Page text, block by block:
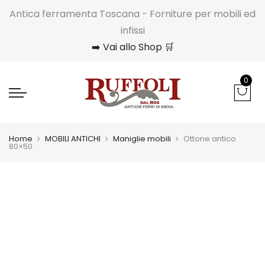
Antica ferramenta Toscana - Forniture per mobili ed
infissi
➡️ Vai allo Shop 🛒
0
Home MOBILI ANTICHI Maniglie mobili Ottone antico
80×50